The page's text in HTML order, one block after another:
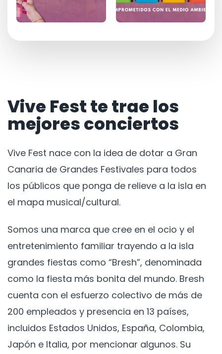
Vive Fest te trae los
mejores conciertos
Vive Fest nace con la idea de dotar a Gran
Canaria de Grandes Festivales para todos
los públicos que ponga de relieve a la isla en
el mapa musical/cultural.
Somos una marca que cree en el ocio y el
entretenimiento familiar trayendo a la isla
grandes fiestas como “Bresh”, denominada
como la fiesta más bonita del mundo. Bresh
cuenta con el esfuerzo colectivo de más de
200 empleados y presencia en 13 países,
incluidos Estados Unidos, España, Colombia,
Japón e Italia, por mencionar algunos. Su